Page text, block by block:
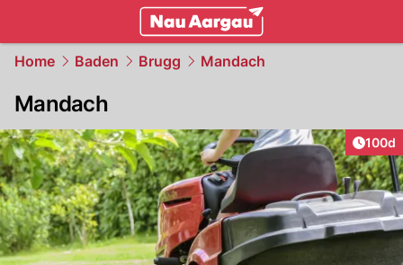
Home Baden Brugg Mandach
Mandach
100d